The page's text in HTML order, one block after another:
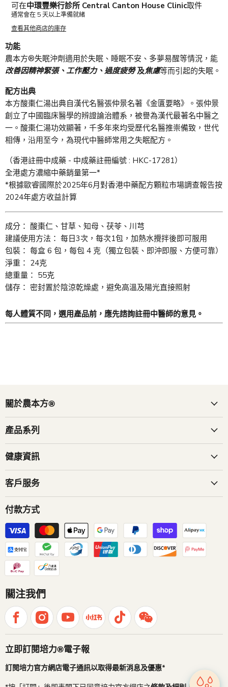
可在中環豐樂行診所 Central Canton House Clinic取件
通常會在 5 天以上準備就緒
查看其他商店的庫存
功能
農本方®失眠沖劑適用於失眠、睡眠不安、多夢易醒等情況，能
改善因精神緊張、工作壓力、過度疲勞及焦慮等而引起的失眠。
配方出典
本方酸棗仁湯出典自漢代名醫張仲景名著《金匱要略》。張仲景
創立了中國臨床醫學的辨證論治體系，被譽為漢代最著名中醫之
一。酸棗仁湯功效顯著，千多年來均受歷代名醫推崇備致，世代
相傳，沿用至今，為現代中醫師常用之失眠配方。
（香港註冊中成藥 - 中成藥註冊編號 : HKC-17281）
全港處方濃縮中藥銷量第一*
*根據歐睿國際於2025年6月對香港中藥配方顆粒市場調查報告按
2024年處方收益計算
成分： 酸棗仁、甘草、知母、茯苓、川芎
建議使用方法： 每日3次，每次1包，加熱水攪拌後即可服用
包裝： 每盒 6 包，每包 4 克（獨立包裝、即沖即服、方便可靠）
淨重： 24克
總重量： 55克
儲存： 密封置於陰涼乾燥處，避免高溫及陽光直接照射
每人體質不同，選用產品前，應先諮詢註冊中醫師的意見。
付款方式
關注我們
關於農本方®
產品系列
健康資訊
客戶服务
立即訂閱培力®電子報
訂閱培力官方網店電子通訊以取得最新消息及優惠*